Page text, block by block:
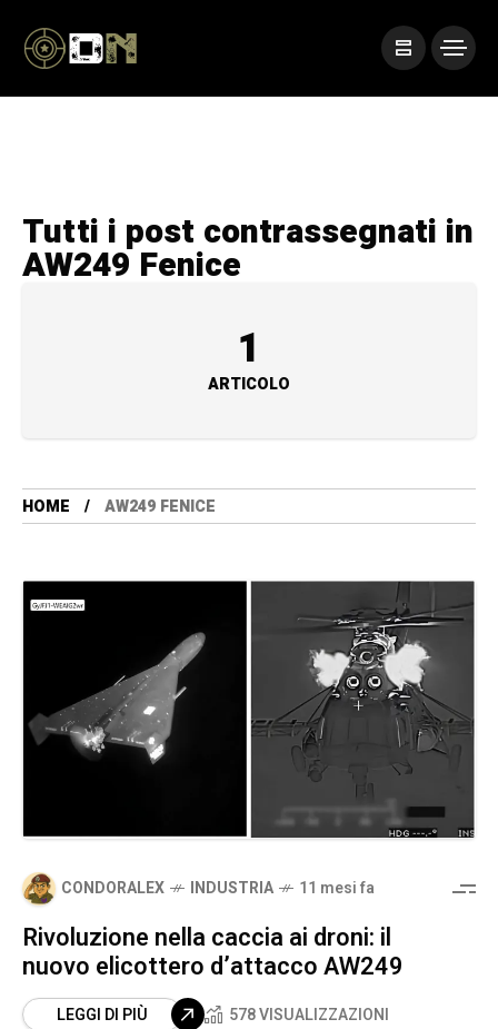
Tutti i post contrassegnati in
AW249 Fenice
1
ARTICOLO
HOME AW249 FENICE
CONDORALEX INDUSTRIA 11 mesi fa
Rivoluzione nella caccia ai droni: il
nuovo elicottero d’attacco AW249
LEGGI DI PIÙ 578 VISUALIZZAZIONI